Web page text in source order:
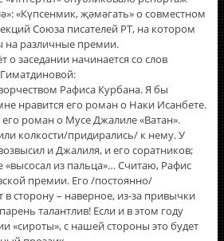
«Күпсенмик, җәмәгать» о совместном
Союза писателей РТ, на котором
на различные премии.
о заседании начинается со слов
Рафиса Курбана. Я бы
нравится его роман о Наки Исанбете.
роман о Мусе Джалиле «Ватан».
колкости/придирались/ к нему. У
и Джалиля, и его соратников;
из пальца»… Считаю, Рафис
премии. Его /постоянно/
в сторону – наверное, из-за привычки
талантлив! Если и в этом году
«сироты», с нашей стороны это будет